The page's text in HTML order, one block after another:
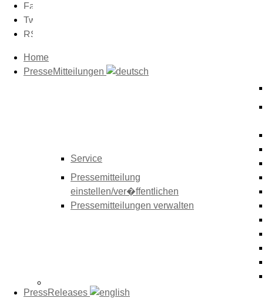
Home
PresseMitteilungen
Service
Pressemitteilung
einstellen/ver�ffentlichen
Pressemitteilungen verwalten
PressReleases